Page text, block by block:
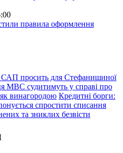
правила оформлення
САП просить для Стефанишиної
МВС судитимуть у справі про
як винагородою Кредитні борги:
спростити списання
та зниклих безвісти